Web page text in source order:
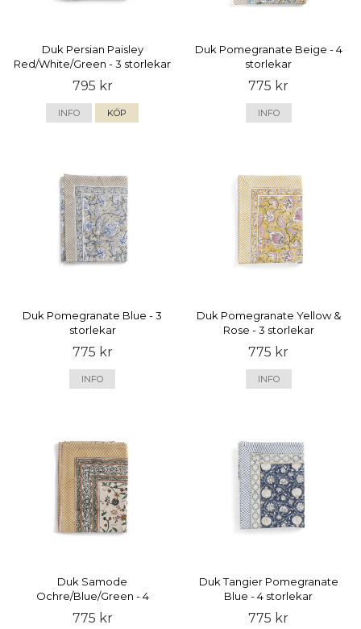
Duk Persian Paisley
Red/White/Green - 3 storlekar
795 kr
INFO KÖP
Duk Pomegranate Beige - 4
storlekar
775 kr
INFO
Duk Pomegranate Blue - 3
storlekar
775 kr
INFO
Duk Pomegranate Yellow &
Rose - 3 storlekar
775 kr
INFO
Duk Samode
Ochre/Blue/Green - 4
storlekar
775 kr
Duk Tangier Pomegranate
Blue - 4 storlekar
775 kr